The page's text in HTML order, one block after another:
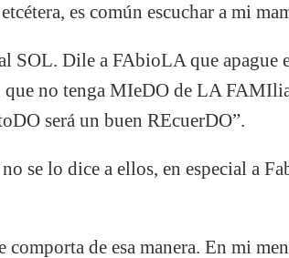
es común escuchar a mi
SOL. Dile a FAbioLA que apague
no tenga MIeDO de LA
será un buen REcuerDO”.
se lo dice a ellos, en especial a
de esa manera. En mi